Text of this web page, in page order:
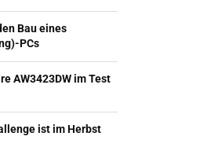
Bau eines
PCs
AW3423DW im Test
ist im Herbst